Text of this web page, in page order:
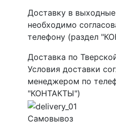
Доставку в
необходимо
телефону (раздел
Доставка по
Условия доставки
менеджером по
"КОНТАКТЫ")
Самовывоз